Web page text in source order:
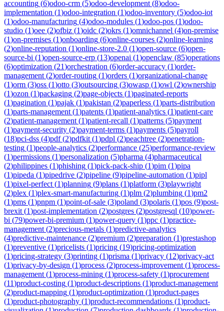
accounting (6)odoo-crm (5)odoo-development (8)odoo-
implementation (1)odoo-integration (1)odoo-inventory (5)odoo-iot
(1)odoo-manufacturing (4)odoo-modules (1)odoo-pos (1)odoo-
studio (1)oee (2)ofbiz (1)oidc (2)okrs (1)omnichannel (4)on-premise
(1)on-premises (1)onboarding (6)online-courses (2)online-learning
(2)online-reputation (1)online-store-2.0 (1)open-source (6)open-
source-bi (1)open-source-erp (13)openai (1)openclaw (85)operations
(6)optimization (21)orchestration (6)order-accuracy (1)order-
management (2)order-routing (1)orders (1)organizational-change
(1)orm (3)oss (1)otto (3)outsourcing (3)owasp (1)owl (2)ownership
(1)ozon (1)packaging (2)page-objects (1)paginated-reports
(1)pagination (1)pajak (1)pakistan (2)paperless (1)parts-distribution
(1)parts-management (1)patents (1)patient-analytics (1)patient-care
(2)patient-management (1)patient-recall (1)patterns (5)payment
(1)payment-security (2)payment-terms (1)payments (5)payroll
(18)pci-dss (4)pdf(2)pdfkit (1)pdpl (2)peachtree (2)penetration-
testing (1)people-analytics (2)performance (25)performance-review
(1)permissions (1)personalization (5)pharma (4)pharmaceutical
(2)philippines (1)phishing (1)pick-pack-ship (1)pim (1)pipa
(1)pipeda (1)pipedrive (2)pipeline (9)pipeline-automation (1)pipl
(1)pixel-perfect (1)planning (9)plans (1)platform (3)playwright
(2)plex (1)plex-smart-manufacturing (1)plm (2)plumbing (1)pm2
(1)pms (1)pnpm (1)point-of-sale (3)poland (3)polaris (1)pos (9)post-
brexit (1)post-implementation (2)postgres (2)postgresql (10)power-
bi (79)power-bi-premium (1)power-query (1)ppc (1)practice-
management (2)precious-metals (1)predictive-analytics
(4)predictive-maintenance (2)premium (2)preparation (1)prestashop
(1)preventive (1)pricelists (1)pricing (19)pricing-optimization
(1)pricing-strategy (3)printing (1)prisma (1)privacy (12)privacy-act
(1)privacy-by-design (1)process (2)process-improvement (1)process-
management (1)process-mining (1)process-safety (1)procurement
(11)product-costing (1)product-descriptions (1)product-management
(2)product-mapping (1)product-optimization (1)product-pages
(1)product-photography (1)product-recommendations (1)product-